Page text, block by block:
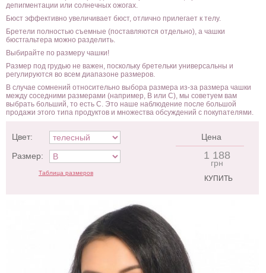
депигментации или солнечных ожогах.
Бюст эффективно увеличивает бюст, отлично прилегает к телу.
Бретели полностью съемные (поставляются отдельно), а чашки
бюстгальтера можно разделить.
Выбирайте по размеру чашки!
Размер под грудью не важен, поскольку бретельки универсальны и
регулируются во всем диапазоне размеров.
В случае сомнений относительно выбора размера из-за размера чашки
между соседними размерами (например, B или C), мы советуем вам
выбрать больший, то есть C. Это наше наблюдение после большой
продажи этого типа продуктов и множества обсуждений с покупателями.
Цена
1 188
грн
Цвет:
Размер:
Таблица размеров